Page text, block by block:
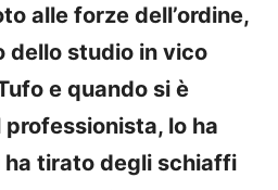
alle forze dell’ordine,
dello studio in vico
e quando si è
lo ha
ha tirato degli schiaffi